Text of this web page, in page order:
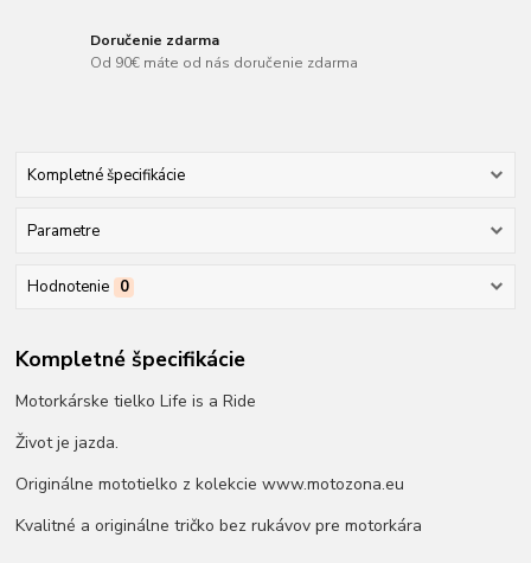
Doručenie zdarma
Od 90€ máte od nás doručenie zdarma
Kompletné špecifikácie
Parametre
Hodnotenie 0
Kompletné špecifikácie
Motorkárske tielko Life is a Ride
Život je jazda.
Originálne mototielko z kolekcie www.motozona.eu
Kvalitné a originálne tričko bez rukávov pre motorkára